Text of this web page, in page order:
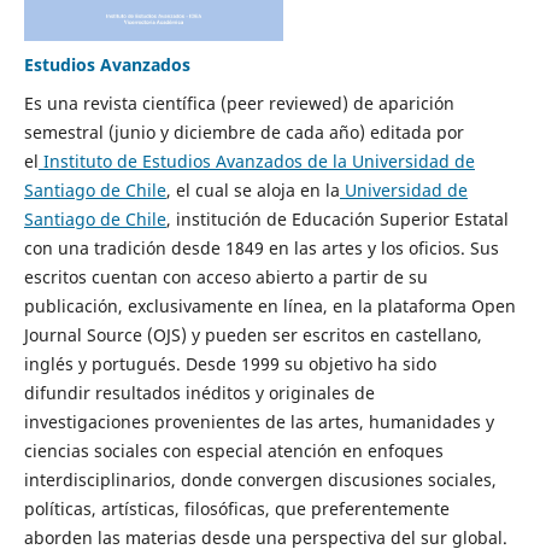
Estudios Avanzados
Es una revista científica (peer reviewed) de aparición
semestral (junio y diciembre de cada año) editada por
el Instituto de Estudios Avanzados de la Universidad de
Santiago de Chile, el cual se aloja en la Universidad de
Santiago de Chile, institución de Educación Superior Estatal
con una tradición desde 1849 en las artes y los oficios. Sus
escritos cuentan con acceso abierto a partir de su
publicación, exclusivamente en línea, en la plataforma Open
Journal Source (OJS) y pueden ser escritos en castellano,
inglés y portugués. Desde 1999 su objetivo ha sido
difundir resultados inéditos y originales de
investigaciones provenientes de las artes, humanidades y
ciencias sociales con especial atención en enfoques
interdisciplinarios, donde convergen discusiones sociales,
políticas, artísticas, filosóficas, que preferentemente
aborden las materias desde una perspectiva del sur global.